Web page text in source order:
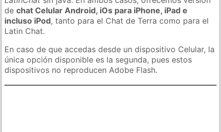
dechat Celular Android, iOs para iPhone, iPad e
incluso iPod, tanto para el Chat de Terra como para el
Latin Chat.
En caso de que accedas desde un dispositivo Celular, la
única opción disponible es la segunda, pues estos
dispositivos no reproducen Adobe Flash.